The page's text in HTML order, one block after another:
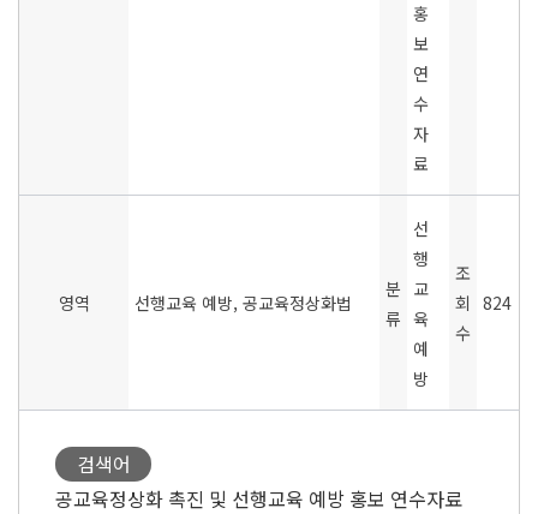
홍
보
연
수
자
료
영역 선행교육 예방, 공교육정상화법
분
류
선
행
교
육
예
방
조
회
수
824
검색어
공교육정상화 촉진 및 선행교육 예방 홍보 연수자료